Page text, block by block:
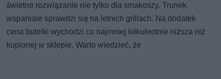
świetne rozwiązanie nie tylko dla smakoszy. Trunek
wspaniale sprawdzi się na letnich grillach. Na dodatek
cena butelki wychodzi co najmniej kilkukrotnie niższa niż
kupionej w sklepie. Warto wiedzieć, że